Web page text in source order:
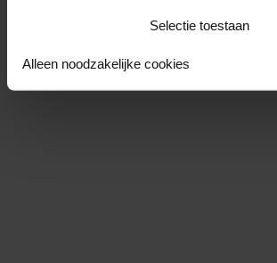
Selectie toestaan
Alleen noodzakelijke cookies